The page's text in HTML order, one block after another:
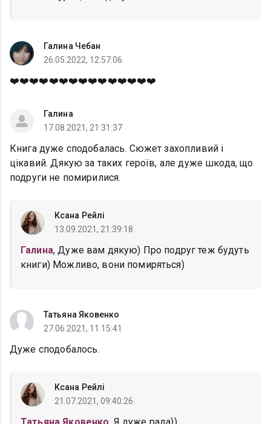
Галина Чебан
26.05.2022, 12:57:06
❤️❤️❤️❤️❤️❤️❤️❤️❤️❤️❤️❤️❤️❤️❤️
Галина
17.08.2021, 21:31:37
Книга дуже сподобалась. Сюжет захопливий і
цікавий. Дякую за таких героїв, але дуже шкода, що
подруги не помирилися.
Ксана Рейлі
13.09.2021, 21:39:18
Галина, Дуже вам дякую) Про подруг теж будуть
книги) Можливо, вони помиряться)
Татьяна Яковенко
27.06.2021, 11:15:41
Дуже сподобалось.
Ксана Рейлі
21.07.2021, 09:40:26